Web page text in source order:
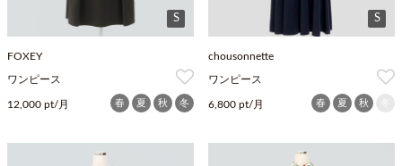
S
FOXEY
ワンピース
12,000 pt/月 春 夏 秋 冬
S
chousonnette
ワンピース
6,800 pt/月 春 夏 秋